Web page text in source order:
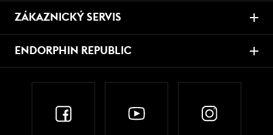
ZÁKAZNICKÝ SERVIS
ENDORPHIN REPUBLIC